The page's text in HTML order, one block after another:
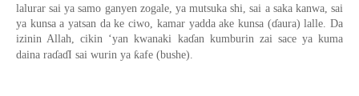
lalurar sai ya samo ganyen zogale, ya mutsuka shi, sai a saka kanwa, sai
ya kunsa a yatsan da ke ciwo, kamar yadda ake kunsa (ɗaura) lalle. Da
izinin Allah, cikin ‘yan kwanaki kaɗan kumburin zai sace ya kuma
daina raɗaɗI sai wurin ya ƙafe (bushe).